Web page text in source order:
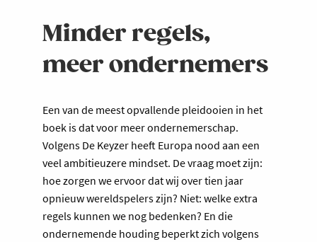
Minder regels,
meer ondernemers
Een van de meest opvallende pleidooien in het
boek is dat voor meer ondernemerschap.
Volgens De Keyzer heeft Europa nood aan een
veel ambitieuzere mindset. De vraag moet zijn:
hoe zorgen we ervoor dat wij over tien jaar
opnieuw wereldspelers zijn? Niet: welke extra
regels kunnen we nog bedenken? En die
ondernemende houding beperkt zich volgens